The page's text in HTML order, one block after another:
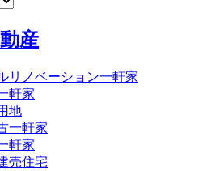
産
ノベーション一軒家
軒家
地
一軒家
軒家
売住宅